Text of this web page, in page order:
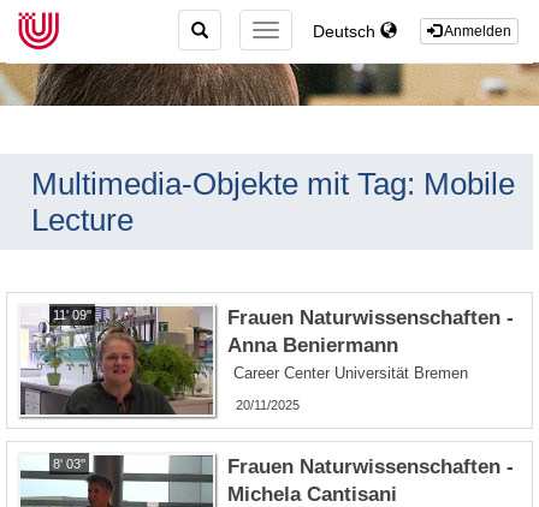
Anmelden
Deutsch
TOGGLE
NAVIGATION
TOGGLE
SEARCH
Multimedia-Objekte mit Tag: Mobile
Lecture
11' 09''
Frauen Naturwissenschaften -
Anna Beniermann
Career Center Universität Bremen
20/11/2025
8' 03''
Frauen Naturwissenschaften -
Michela Cantisani